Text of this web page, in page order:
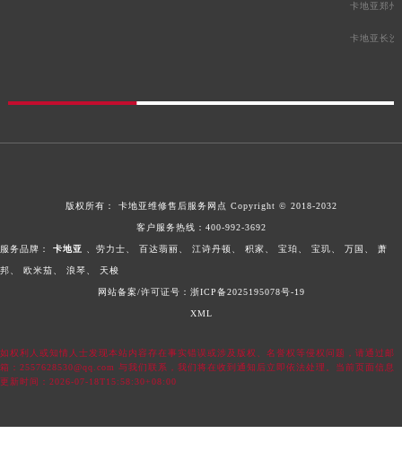
卡地亚郑州
卡地亚长沙
版权所有： 卡地亚维修售后服务网点 Copyright © 2018-2032
客户服务热线： 400-992-3692
服务品牌： 卡地亚 、劳力士、 百达翡丽、 江诗丹顿、 积家、 宝珀、 宝玑、 万国、 萧
邦、 欧米茄、 浪琴、 天梭
网站备案/许可证号：浙ICP备2025195078号-19
XML
如权利人或知情人士发现本站内容存在事实错误或涉及版权、名誉权等侵权问题，请通过邮
箱：2557628530@qq.com 与我们联系，我们将在收到通知后立即依法处理。当前页面信息
更新时间：2026-07-18T15:58:30+08:00